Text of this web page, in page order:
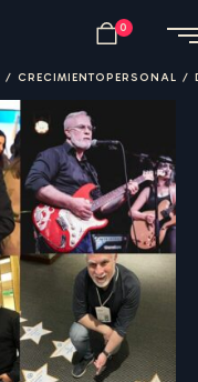
0
/ CRECIMIENTOPERSONAL /